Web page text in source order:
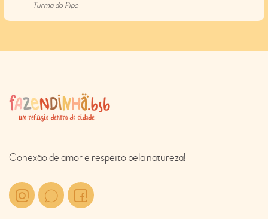
Turma do Pipo
Conexão de amor e respeito pela natureza!